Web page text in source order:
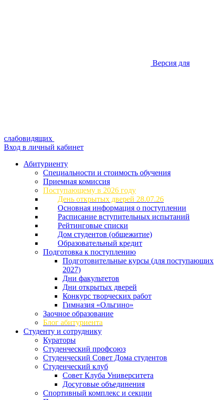
Версия для
слабовидящих
Вход в личный кабинет
Абитуриенту
Специальности и стоимость обучения
Приемная комиссия
Поступающему в 2026 году
День открытых дверей 28.07.26
Основная информация о поступлении
Расписание вступительных испытаний
Рейтинговые списки
Дом студентов (общежитие)
Образовательный кредит
Подготовка к поступлению
Подготовительные курсы (для поступающих
2027)
Дни факультетов
Дни открытых дверей
Конкурс творческих работ
Гимназия «Ольгино»
Заочное образование
Блог абитуриента
Студенту и сотруднику
Кураторы
Студенческий профсоюз
Студенческий Совет Дома студентов
Студенческий клуб
Совет Клуба Университета
Досуговые объединения
Спортивный комплекс и секции